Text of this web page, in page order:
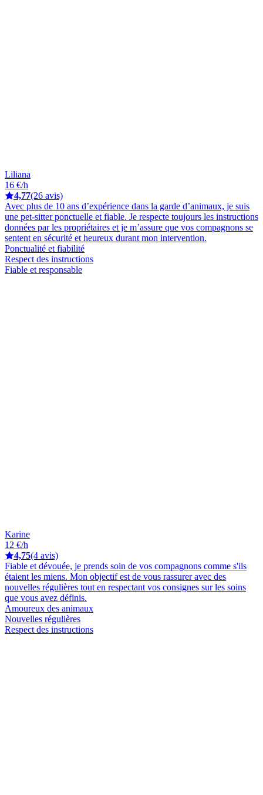
Liliana
16 €/h
4,77(26 avis)
Avec plus de 10 ans d’expérience dans la garde d’animaux, je suis
une pet-sitter ponctuelle et fiable. Je respecte toujours les instructions
données par les propriétaires et je m’assure que vos compagnons se
sentent en sécurité et heureux durant mon intervention.
Ponctualité et fiabilité
Respect des instructions
Fiable et responsable
Karine
12 €/h
4,75(4 avis)
Fiable et dévouée, je prends soin de vos compagnons comme s'ils
étaient les miens. Mon objectif est de vous rassurer avec des
nouvelles régulières tout en respectant vos consignes sur les soins
que vous avez définis.
Amoureux des animaux
Nouvelles régulières
Respect des instructions